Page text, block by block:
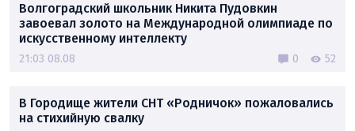
Волгоградский школьник Никита Пудовкин
завоевал золото на Международной олимпиаде по
искусственному интеллекту
21:03 08.08 0 52
В Городище жители СНТ «Родничок» пожаловались
на стихийную свалку